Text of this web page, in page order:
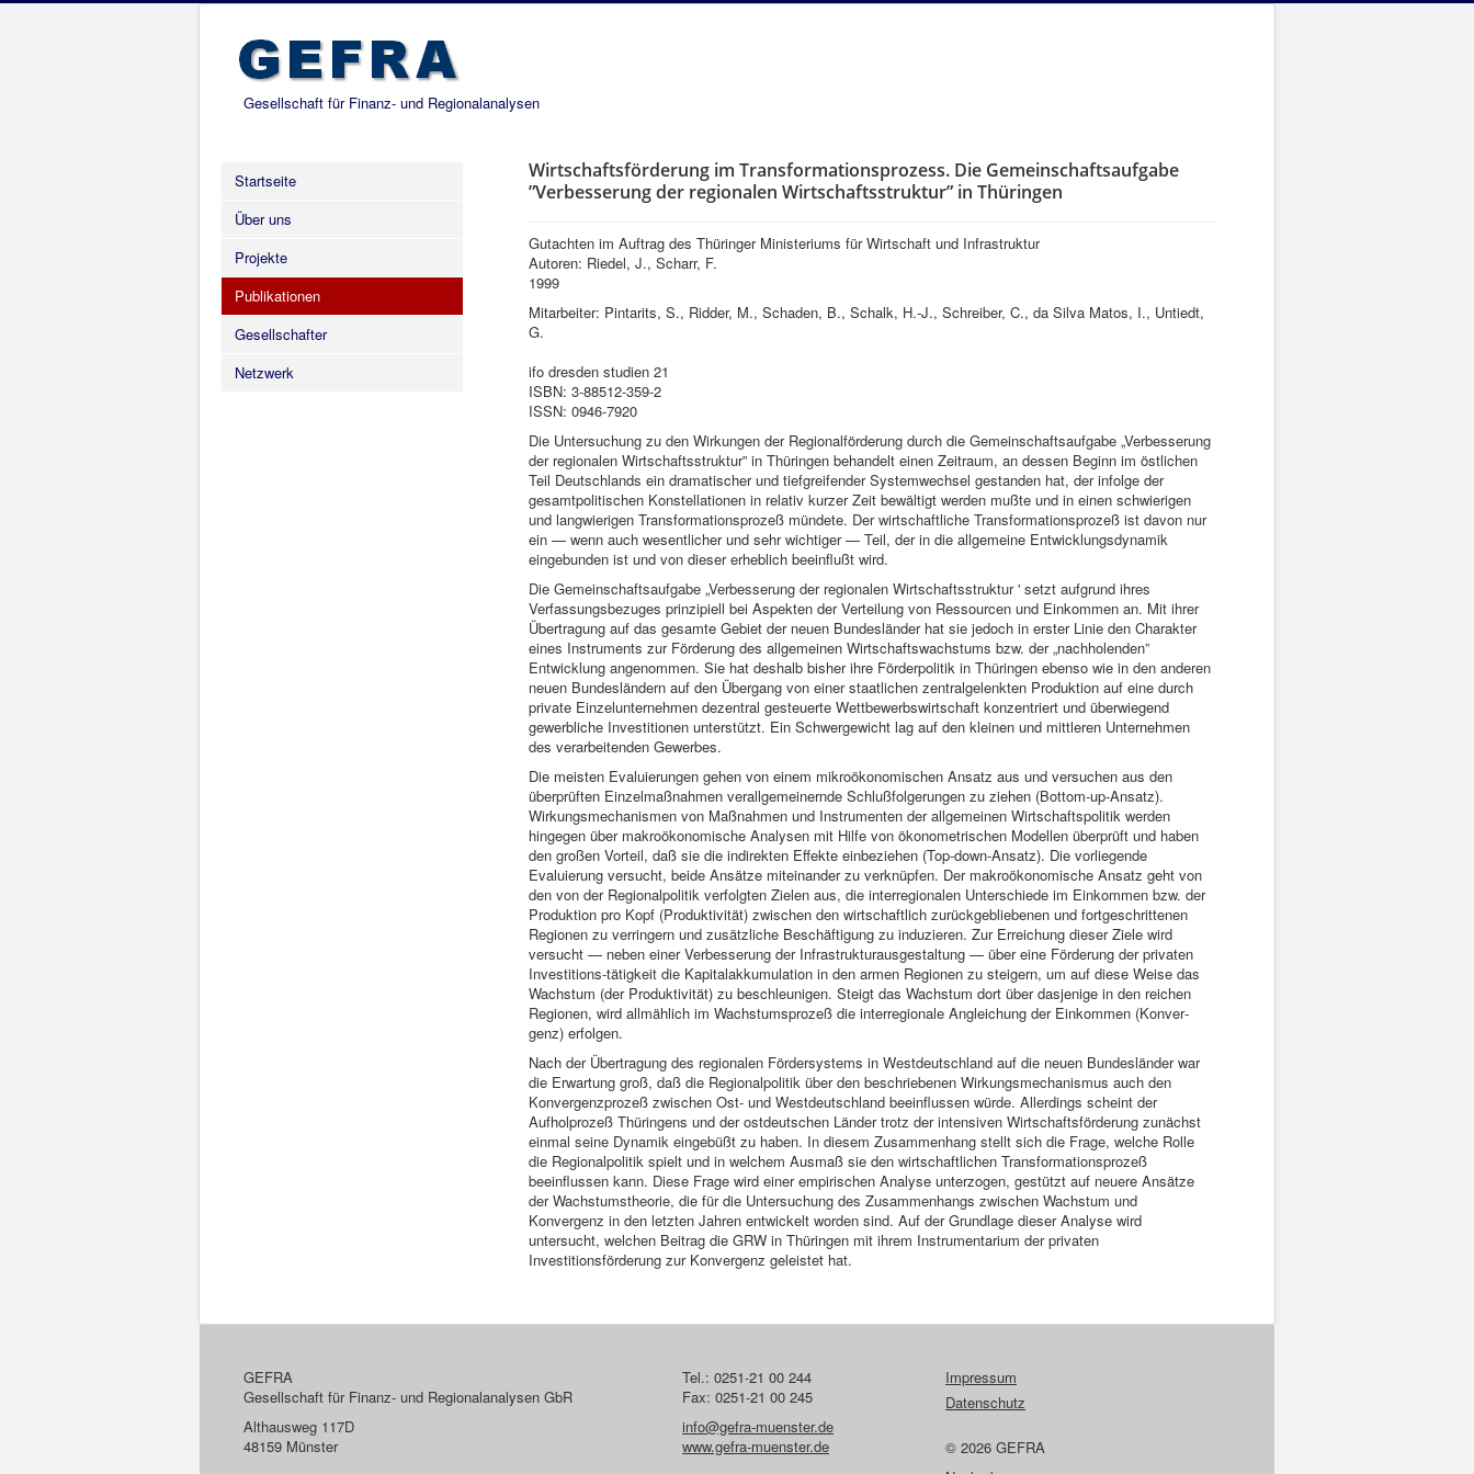
Gesellschaft für Finanz- und Regionalanalysen
Startseite
Über uns
Projekte
Publikationen
Gesellschafter
Netzwerk
Wirtschaftsförderung im Transformationsprozess. Die Gemeinschaftsaufgabe
”Verbesserung der regionalen Wirtschaftsstruktur” in Thüringen
Gutachten im Auftrag des Thüringer Ministeriums für Wirtschaft und Infrastruktur
Autoren: Riedel, J., Scharr, F.
1999
Mitarbeiter: Pintarits, S., Ridder, M., Schaden, B., Schalk, H.-J., Schreiber, C., da Silva Matos, I., Untiedt,
G.
ifo dresden studien 21
ISBN: 3-88512-359-2
ISSN: 0946-7920
Die Untersuchung zu den Wirkungen der Regionalförderung durch die Gemeinschaftsaufgabe „Verbesserung
der regionalen Wirtschaftsstruktur” in Thüringen behandelt einen Zeitraum, an dessen Beginn im östlichen
Teil Deutschlands ein dramatischer und tiefgreifender Systemwechsel gestanden hat, der infolge der
gesamtpolitischen Konstellationen in relativ kurzer Zeit bewältigt werden mußte und in einen schwierigen
und langwierigen Transformationsprozeß mündete. Der wirtschaftliche Transformationsprozeß ist davon nur
ein — wenn auch wesentlicher und sehr wichtiger — Teil, der in die allgemeine Entwicklungsdynamik
eingebunden ist und von dieser erheblich beeinflußt wird.
Die Gemeinschaftsaufgabe „Verbesserung der regionalen Wirtschaftsstruktur ' setzt aufgrund ihres
Verfassungsbezuges prinzipiell bei Aspekten der Verteilung von Ressourcen und Einkommen an. Mit ihrer
Übertragung auf das ge­samte Gebiet der neuen Bundesländer hat sie jedoch in erster Linie den Charakter
eines Instruments zur Förderung des allgemeinen Wirtschaftswachstums bzw. der „nachholenden”
Entwicklung angenommen. Sie hat deshalb bisher ihre Förderpolitik in Thüringen ebenso wie in den anderen
neuen Bundeslän­dern auf den Übergang von einer staatlichen zentralgelenkten Produktion auf eine durch
private Einzelunternehmen dezentral gesteuerte Wettbewerbswirtschaft konzentriert und überwiegend
gewerbliche Investitionen unterstützt. Ein Schwergewicht lag auf den kleinen und mittleren Unternehmen
des verarbeitenden Gewerbes.
Die meisten Evaluierungen gehen von einem mikroökonomischen Ansatz aus und versuchen aus den
überprüften Einzelmaßnahmen verallgemeinernde Schlußfolgerungen zu ziehen (Bottom-up-Ansatz).
Wirkungsmechanismen von Maßnahmen und Instrumenten der allgemeinen Wirtschaftspolitik werden
hingegen über makroökonomische Analysen mit Hilfe von ökonometrischen Modellen überprüft und haben
den großen Vorteil, daß sie die indirekten Effekte einbeziehen (Top-down-Ansatz). Die vorliegende
Evaluierung versucht, beide Ansätze miteinander zu verknüpfen. Der makroökonomische Ansatz geht von
den von der Regionalpolitik verfolgten Zielen aus, die interregionalen Unterschiede im Einkommen bzw. der
Produktion pro Kopf (Produktivität) zwischen den wirtschaftlich zurückgebliebenen und fortgeschrittenen
Regionen zu verringern und zusätzliche Beschäftigung zu induzieren. Zur Erreichung dieser Ziele wird
versucht — neben einer Verbesserung der Infrastrukturausgestaltung — über eine Förderung der privaten
Investitions-tätigkeit die Kapitalakkumulation in den armen Regionen zu steigern, um auf diese Weise das
Wachstum (der Produktivität) zu beschleunigen. Steigt das Wachstum dort über dasjenige in den reichen
Regionen, wird allmählich im Wachstumsprozeß die interregionale Angleichung der Einkommen (Konver­
genz) erfolgen.
Nach der Übertragung des regionalen Fördersystems in Westdeutschland auf die neuen Bundesländer war
die Erwartung groß, daß die Regionalpolitik über den beschriebenen Wirkungsmechanismus auch den
Konvergenzprozeß zwi­schen Ost- und Westdeutschland beeinflussen würde. Allerdings scheint der
Aufholprozeß Thüringens und der ostdeutschen Länder trotz der intensiven Wirtschaftsförderung zunächst
einmal seine Dynamik eingebüßt zu haben. In diesem Zusammenhang stellt sich die Frage, welche Rolle
die Regionalpolitik spielt und in welchem Ausmaß sie den wirtschaftlichen Transformationsprozeß
beeinflussen kann. Diese Frage wird einer empirischen Analyse unterzogen, gestützt auf neuere Ansätze
der Wachstumstheorie, die für die Untersuchung des Zusammenhangs zwischen Wachstum und
Konvergenz in den letzten Jahren entwickelt worden sind. Auf der Grundlage dieser Analyse wird
untersucht, welchen Beitrag die GRW in Thüringen mit ihrem Instrumentarium der privaten
Investitionsförderung zur Konvergenz geleistet hat.
GEFRA
Gesellschaft für Finanz- und Regionalanalysen GbR
Althausweg 117D
48159 Münster
Tel.: 0251-21 00 244
Fax: 0251-21 00 245
info@gefra-muenster.de
www.gefra-muenster.de
Impressum
Datenschutz
© 2026 GEFRA